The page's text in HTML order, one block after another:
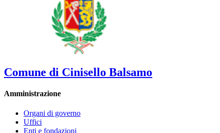
Comune di Cinisello Balsamo
Amministrazione
Organi di governo
Uffici
Enti e fondazioni